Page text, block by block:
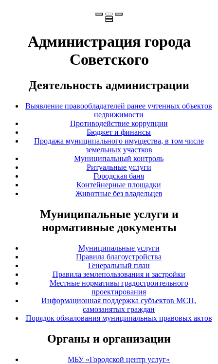
Администрация города
Советского
Деятельность администрации
Выявление правообладателей ранее учтенных объектов
недвижимости
Противодействие коррупции
Бюджет и финансы
Продажа муниципального имущества, в том числе
земельных участков
Муниципальный контроль
Ритуальные услуги
Городская баня
Контейнерные площадки
Животные без владельцев
Муниципальные услуги и
нормативные документы
Муниципальные услуги
Правила благоустройства
Генеральный план
Правила землепользования и застройки
Местные нормативы градостроительного
проектирования
Информационная поддержка субъектов МСП,
самозанятых граждан
Порядок обжалования муниципальных правовых актов
Органы и организации
МБУ «Городской центр услуг»